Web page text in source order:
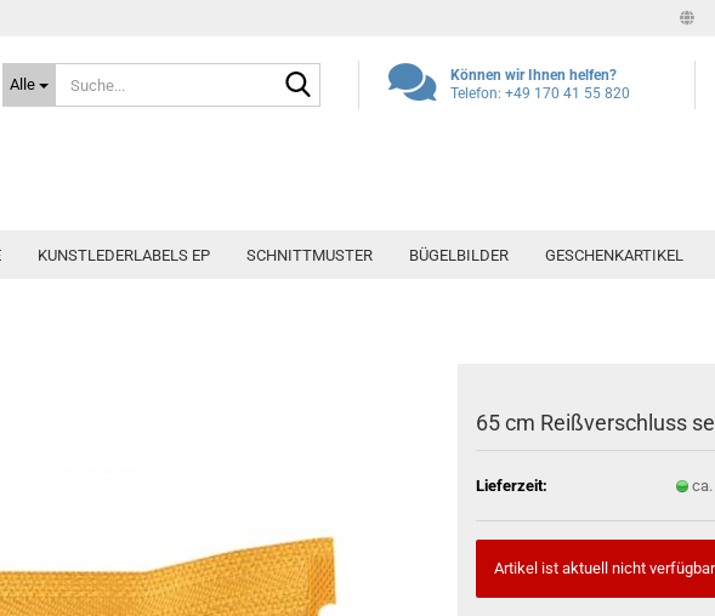
Alle
Können wir Ihnen helfen?
Telefon: +49 170 41 55 820
KUNSTLEDERLABELS EP SCHNITTMUSTER BÜGELBILDER GESCHENKARTIKEL
65 cm Reißverschluss
Lieferzeit:
Artikel ist aktuell nicht